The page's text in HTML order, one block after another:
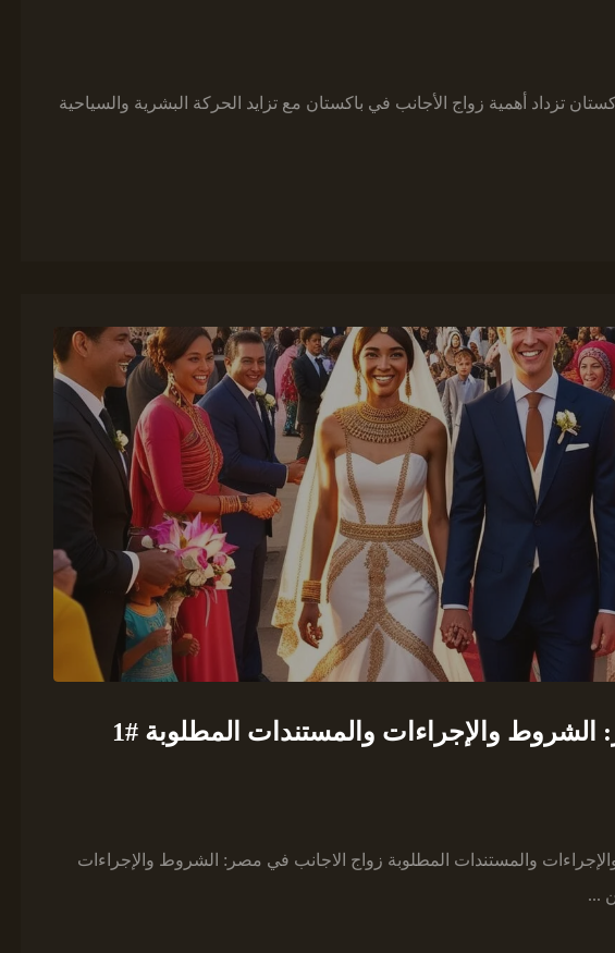
تزداد أهمية زواج الأجانب في باكستان مع تزايد الحركة البشرية والسياحية
والإجراءات والمستندات المطلوبة #1
والمستندات المطلوبة زواج الاجانب في مصر: الشروط والإجراءات
...